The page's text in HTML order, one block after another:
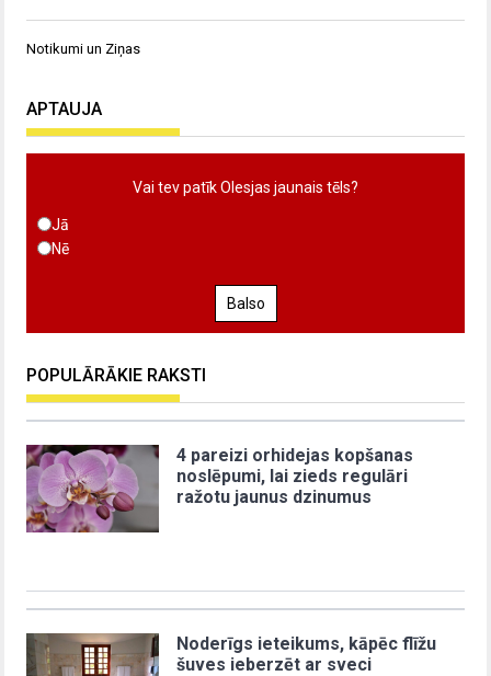
Notikumi un Ziņas
APTAUJA
Vai tev patīk Olesjas jaunais tēls?
Jā
Nē
Balso
POPULĀRĀKIE RAKSTI
4 pareizi orhidejas kopšanas
noslēpumi, lai zieds regulāri
ražotu jaunus dzinumus
Noderīgs ieteikums, kāpēc flīžu
šuves ieberzēt ar sveci